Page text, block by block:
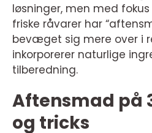
løsninger, men med
friske råvarer har
bevæget sig mere over i
inkorporerer naturlige
tilberedning.
Aftensmad på
og tricks